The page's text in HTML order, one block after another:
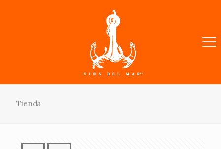
Tienda